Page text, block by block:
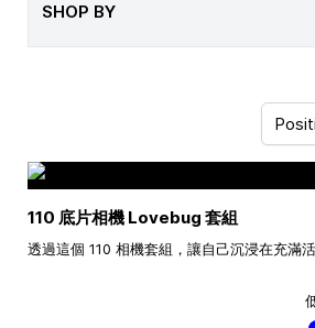
SHOP BY
110 底片相機 Lovebug 套組
透過這個 110 相機套組，讓自己沉浸在充滿